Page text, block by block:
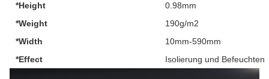
*Height
0.98mm
*Weight
190g/m2
*Width
10mm-590mm
*Effect
Isolierung und Befeuchten